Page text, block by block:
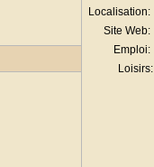
Localisation:
Site Web:
Emploi:
Loisirs: